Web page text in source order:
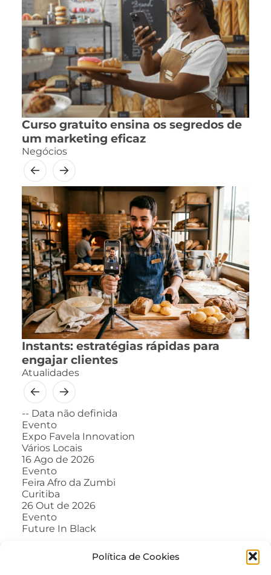
Política de Cookies
Curso gratuito ensina os segredos de
um marketing eficaz
Negócios
Instants: estratégias rápidas para
engajar clientes
Atualidades
-- Data não definida
Evento
Expo Favela Innovation
Vários Locais
16 Ago de 2026
Evento
Feira Afro da Zumbi
Curitiba
26 Out de 2026
Evento
Future In Black